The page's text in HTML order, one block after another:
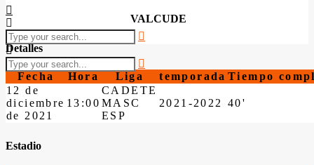
VALCUDE
Detalles
Fecha Hora Liga temporada Tiempo
12 de
diciembre
de 2021
13:00
CADETE
MASC
ESP
2021-2022 40'
Estadio